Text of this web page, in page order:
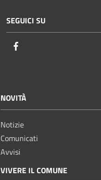
SEGUICI SU
NOVITÀ
Notizie
Comunicati
Avvisi
VIVERE IL COMUNE